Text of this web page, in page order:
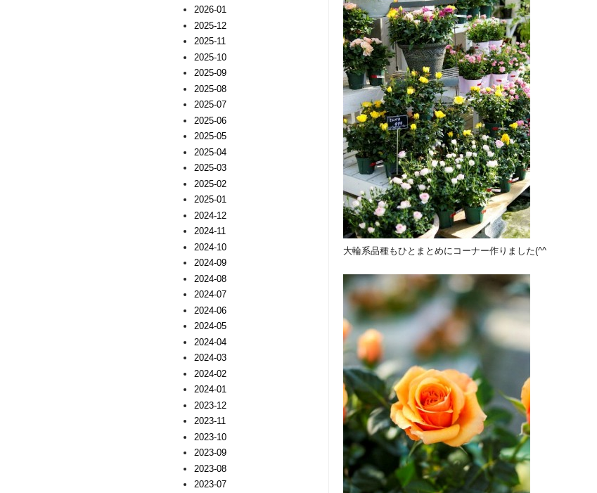
大輪系品種もひとまとめにコーナー作りました(^^ゞ
2026-01
2025-12
2025-11
2025-10
2025-09
2025-08
2025-07
2025-06
2025-05
2025-04
2025-03
2025-02
2025-01
2024-12
2024-11
2024-10
2024-09
2024-08
2024-07
2024-06
2024-05
2024-04
2024-03
2024-02
2024-01
2023-12
2023-11
2023-10
2023-09
2023-08
2023-07